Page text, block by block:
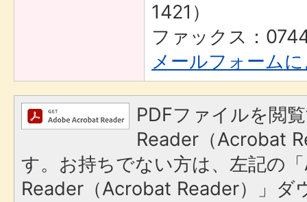
1421）
ファックス：
メールフォーム
PDFファイルを閲
Reader（Acrobat
す。お持ちでない方は、左記の
Reader（Acrobat Reader）」ダ